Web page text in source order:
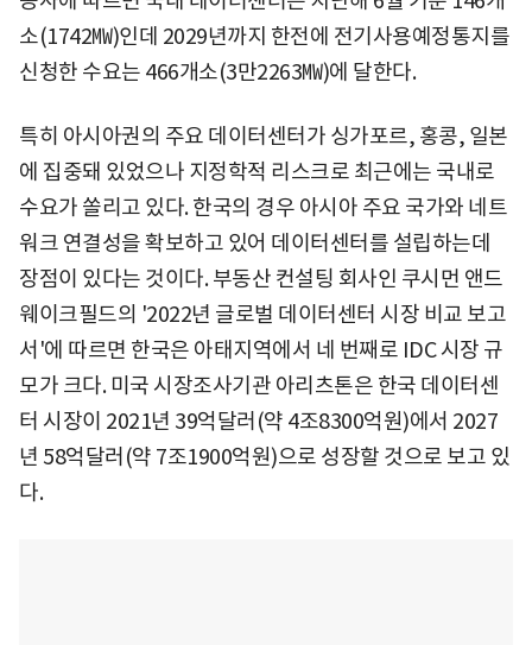
소(1742㎿)인데 2029년까지 한전에 전기사용예정통지를
신청한 수요는 466개소(3만2263㎿)에 달한다.
특히 아시아권의 주요 데이터센터가 싱가포르, 홍콩, 일본
에 집중돼 있었으나 지정학적 리스크로 최근에는 국내로
수요가 쏠리고 있다. 한국의 경우 아시아 주요 국가와 네트
워크 연결성을 확보하고 있어 데이터센터를 설립하는데
장점이 있다는 것이다. 부동산 컨설팅 회사인 쿠시먼 앤드
웨이크필드의 '2022년 글로벌 데이터센터 시장 비교 보고
서'에 따르면 한국은 아태지역에서 네 번째로 IDC 시장 규
모가 크다. 미국 시장조사기관 아리츠톤은 한국 데이터센
터 시장이 2021년 39억달러(약 4조8300억원)에서 2027
년 58억달러(약 7조1900억원)으로 성장할 것으로 보고 있
다.